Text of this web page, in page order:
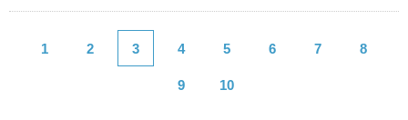
1 2 3 4 5 6 7 8
9 10